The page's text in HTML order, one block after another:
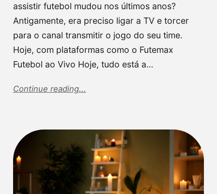
assistir futebol mudou nos últimos anos?
Antigamente, era preciso ligar a TV e torcer
para o canal transmitir o jogo do seu time.
Hoje, com plataformas como o Futemax
Futebol ao Vivo Hoje, tudo está a…
Continue reading...